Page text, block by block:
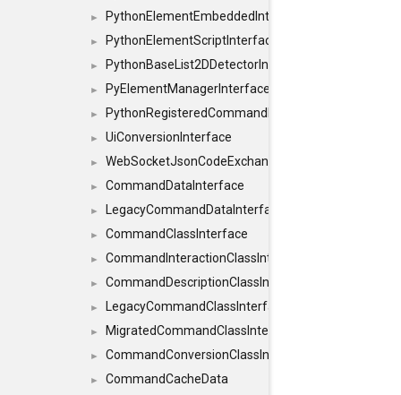
► PythonElementEmbeddedInterface
► PythonElementScriptInterface
► PythonBaseList2DDetectorInterface
► PyElementManagerInterface
► PythonRegisteredCommandIdsInterface
► UiConversionInterface
► WebSocketJsonCodeExchangerInterface
► CommandDataInterface
► LegacyCommandDataInterface
► CommandClassInterface
► CommandInteractionClassInterface
► CommandDescriptionClassInterface
► LegacyCommandClassInterface
► MigratedCommandClassInterface
► CommandConversionClassInterface
► CommandCacheData